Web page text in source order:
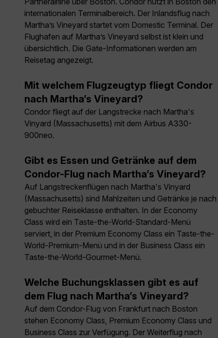
internationalen Terminalbereich. Der Inlandsflug nach
Martha’s Vineyard startet vom Domestic Terminal. Der
Flughafen auf Martha’s Vineyard selbst ist klein und
übersichtlich. Die Gate-Informationen werden am
Reisetag angezeigt.
Mit welchem Flugzeugtyp fliegt Condor
nach Martha’s Vineyard?
Condor fliegt auf der Langstrecke nach Martha's
Vinyard (Massachusetts) mit dem Airbus A330-
900neo.
Gibt es Essen und Getränke auf dem
Condor-Flug nach Martha’s Vineyard?
Auf Langstreckenflügen nach Martha's Vinyard
(Massachusetts) sind Mahlzeiten und Getränke je nach
gebuchter Reiseklasse enthalten. In der Economy
Class wird ein Taste-the-World-Standard-Menü
serviert, in der Premium Economy Class ein Taste-the-
World-Premium-Menü und in der Business Class ein
Taste-the-World-Gourmet-Menü.
Welche Buchungsklassen gibt es auf
dem Flug nach Martha’s Vineyard?
Auf dem Condor-Flug von Frankfurt nach Boston
stehen Economy Class, Premium Economy Class und
Business Class zur Verfügung. Der Weiterflug nach